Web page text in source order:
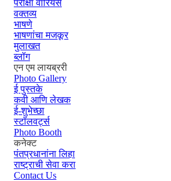
परीक्षा वॉरियर्स
वक्तव्य
भाषणे
भाषणांचा मजकूर
मुलाखत
ब्लॉग
एन एम लायब्ररी
Photo Gallery
ई पुस्तके
कवी आणि लेखक
ई-शुभेच्छा
स्टॉलवर्ट्स
Photo Booth
कनेक्ट
पंतप्रधानांना लिहा
राष्ट्राची सेवा करा
Contact Us